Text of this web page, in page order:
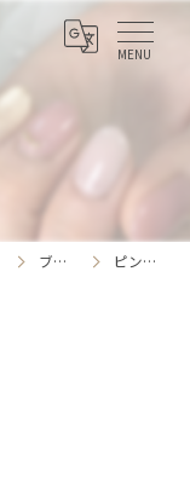
ブログ ピンク🩷